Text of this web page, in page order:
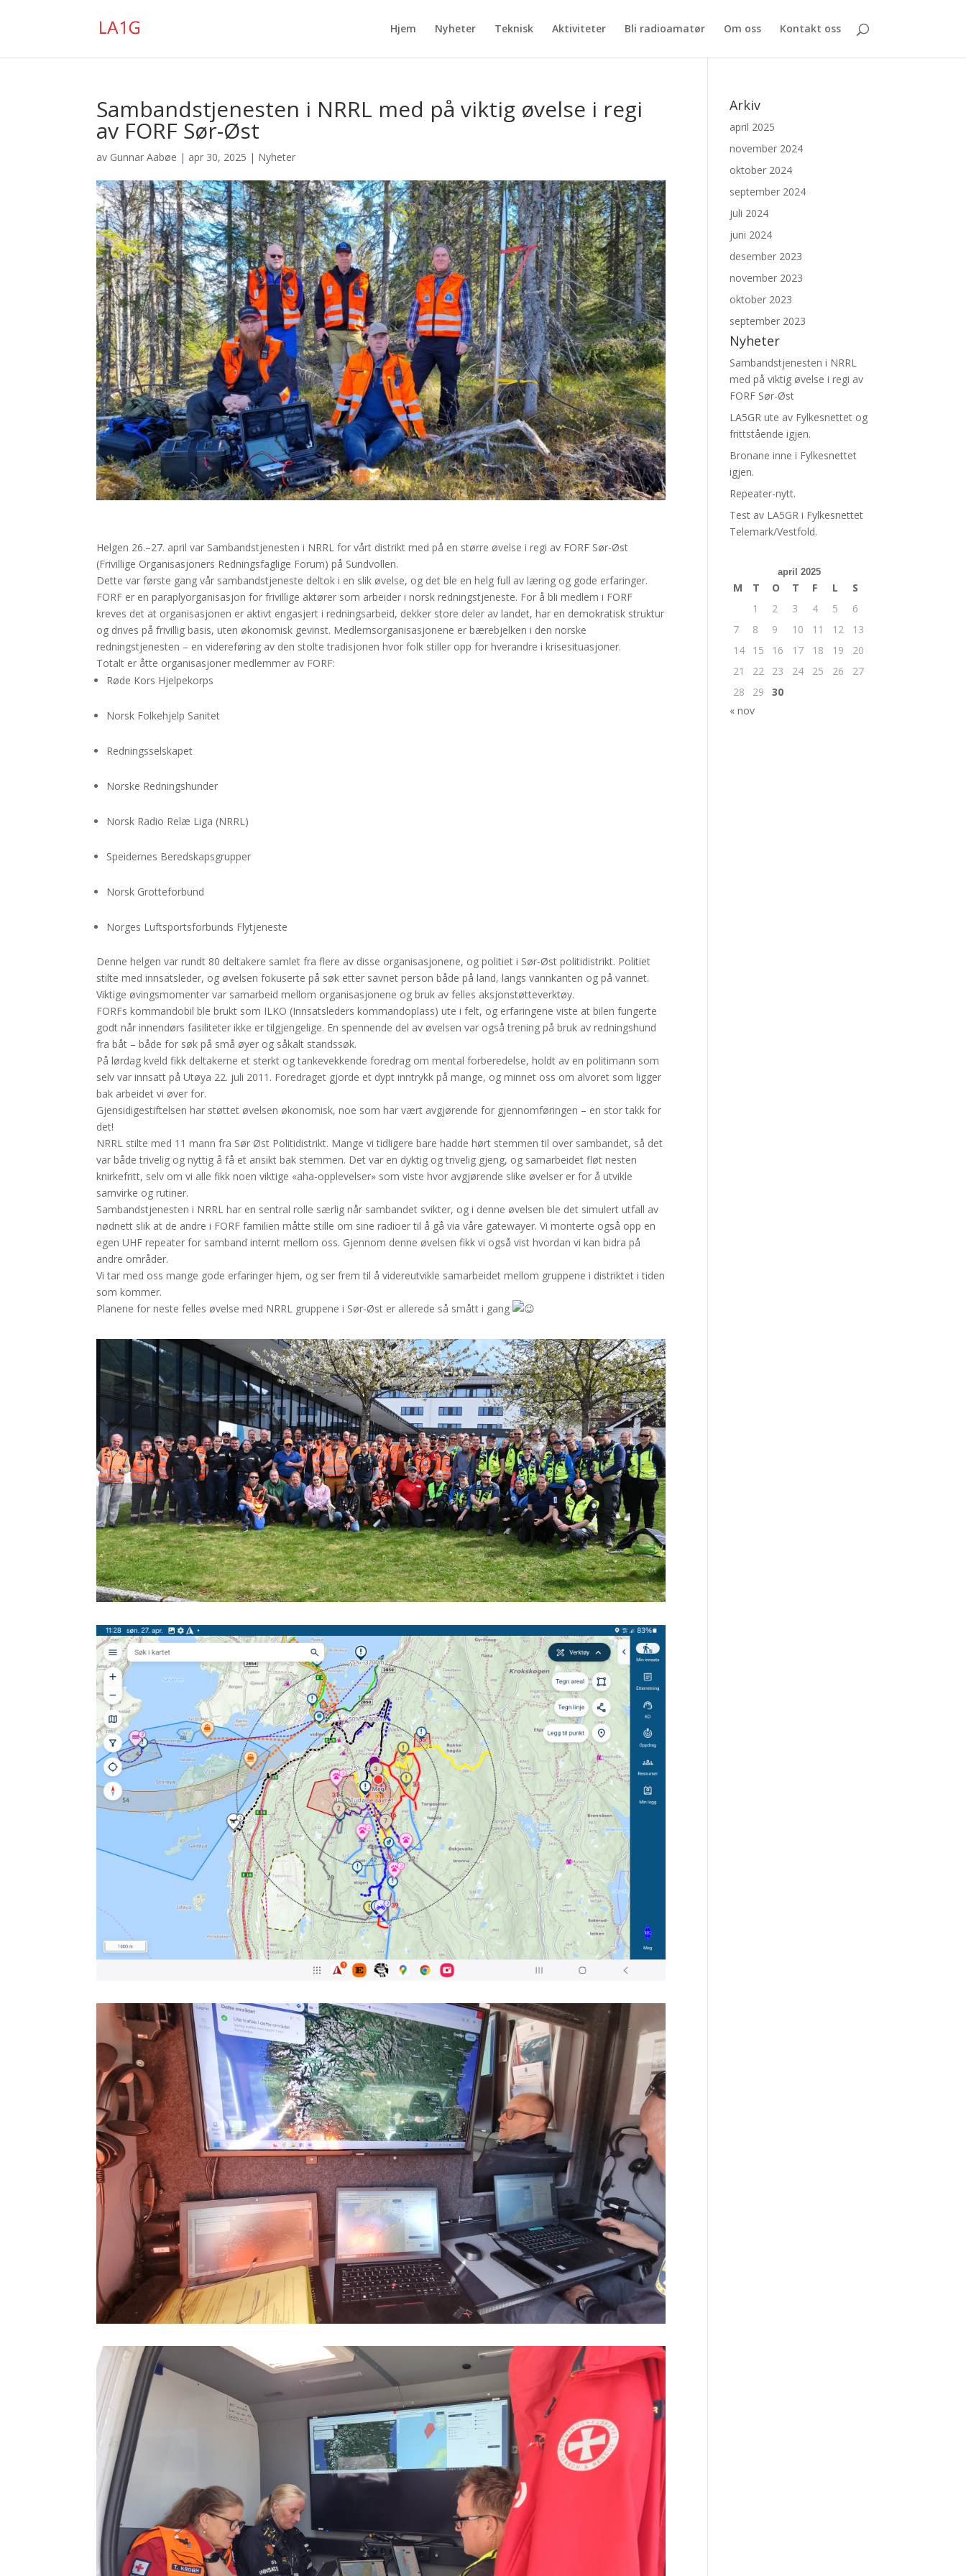
Hjem Nyheter Teknisk Aktiviteter Bli radioamatør Om oss Kontakt oss
Sambandstjenesten i NRRL med på viktig øvelse i regi
av FORF Sør-Øst
av Gunnar Aabøe | apr 30, 2025 | Nyheter
Helgen 26.–27. april var Sambandstjenesten i NRRL for vårt distrikt med på en større øvelse i regi av FORF Sør-Øst
(Frivillige Organisasjoners Redningsfaglige Forum) på Sundvollen.
Dette var første gang vår sambandstjeneste deltok i en slik øvelse, og det ble en helg full av læring og gode erfaringer.
FORF er en paraplyorganisasjon for frivillige aktører som arbeider i norsk redningstjeneste. For å bli medlem i FORF
kreves det at organisasjonen er aktivt engasjert i redningsarbeid, dekker store deler av landet, har en demokratisk struktur
og drives på frivillig basis, uten økonomisk gevinst. Medlemsorganisasjonene er bærebjelken i den norske
redningstjenesten – en videreføring av den stolte tradisjonen hvor folk stiller opp for hverandre i krisesituasjoner.
Totalt er åtte organisasjoner medlemmer av FORF:
Røde Kors Hjelpekorps
Norsk Folkehjelp Sanitet
Redningsselskapet
Norske Redningshunder
Norsk Radio Relæ Liga (NRRL)
Speidernes Beredskapsgrupper
Norsk Grotteforbund
Norges Luftsportsforbunds Flytjeneste
Denne helgen var rundt 80 deltakere samlet fra flere av disse organisasjonene, og politiet i Sør-Øst politidistrikt. Politiet
stilte med innsatsleder, og øvelsen fokuserte på søk etter savnet person både på land, langs vannkanten og på vannet.
Viktige øvingsmomenter var samarbeid mellom organisasjonene og bruk av felles aksjonstøtteverktøy.
FORFs kommandobil ble brukt som ILKO (Innsatsleders kommandoplass) ute i felt, og erfaringene viste at bilen fungerte
godt når innendørs fasiliteter ikke er tilgjengelige. En spennende del av øvelsen var også trening på bruk av redningshund
fra båt – både for søk på små øyer og såkalt standssøk.
På lørdag kveld fikk deltakerne et sterkt og tankevekkende foredrag om mental forberedelse, holdt av en politimann som
selv var innsatt på Utøya 22. juli 2011. Foredraget gjorde et dypt inntrykk på mange, og minnet oss om alvoret som ligger
bak arbeidet vi øver for.
Gjensidigestiftelsen har støttet øvelsen økonomisk, noe som har vært avgjørende for gjennomføringen – en stor takk for
det!
NRRL stilte med 11 mann fra Sør Øst Politidistrikt. Mange vi tidligere bare hadde hørt stemmen til over sambandet, så det
var både trivelig og nyttig å få et ansikt bak stemmen. Det var en dyktig og trivelig gjeng, og samarbeidet fløt nesten
knirkefritt, selv om vi alle fikk noen viktige «aha-opplevelser» som viste hvor avgjørende slike øvelser er for å utvikle
samvirke og rutiner.
Sambandstjenesten i NRRL har en sentral rolle særlig når sambandet svikter, og i denne øvelsen ble det simulert utfall av
nødnett slik at de andre i FORF familien måtte stille om sine radioer til å gå via våre gatewayer. Vi monterte også opp en
egen UHF repeater for samband internt mellom oss. Gjennom denne øvelsen fikk vi også vist hvordan vi kan bidra på
andre områder.
Vi tar med oss mange gode erfaringer hjem, og ser frem til å videreutvikle samarbeidet mellom gruppene i distriktet i tiden
som kommer.
Planene for neste felles øvelse med NRRL gruppene i Sør-Øst er allerede så smått i gang
Arkiv
april 2025
november 2024
oktober 2024
september 2024
juli 2024
juni 2024
desember 2023
november 2023
oktober 2023
september 2023
Nyheter
Sambandstjenesten i NRRL
med på viktig øvelse i regi av
FORF Sør-Øst
LA5GR ute av Fylkesnettet og
frittstående igjen.
Bronane inne i Fylkesnettet
igjen.
Repeater-nytt.
Test av LA5GR i Fylkesnettet
Telemark/Vestfold.
april 2025
M T O T F L
S
1
2 3 4 5
6
7
8 9 10 11 12
13
14
15 16 17 18 19
20
21
22 23 24 25 26
27
28
29
30
« nov